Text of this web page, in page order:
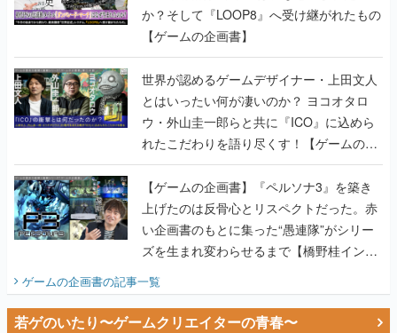
か？そして『LOOP8』へ受け継がれたもの
【ゲームの企画書】
世界が認めるゲームデザイナー・上田文人
とはいったい何が凄いのか？ ヨコオタロ
ウ・外山圭一郎らと共に『ICO』に込めら
れたこだわりを語り尽くす！【ゲームの企
画書】
【ゲームの企画書】『ペルソナ3』を築き
上げたのは反骨心とリスペクトだった。赤
い企画書のもとに集った“愚連隊”がシリー
ズを生まれ変わらせるまで【橋野桂インタ
ゲームの企画書の記事一覧
若ゲのいたり〜ゲームクリエイターの青春〜